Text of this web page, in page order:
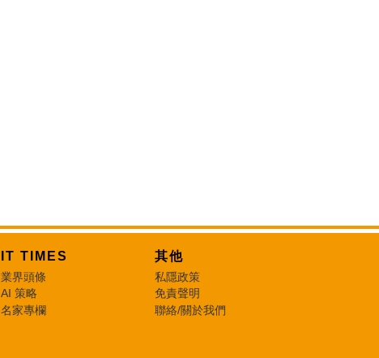
IT TIMES
業界頭條
AI 策略
名家專欄
其他
私隱政策
免責聲明
聯絡/關於我們